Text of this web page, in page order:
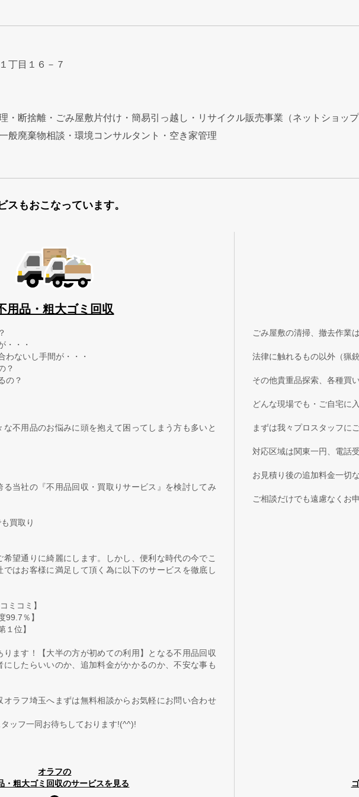
丁目１６－７
・断捨離・ごみ屋敷片付け・簡易引っ越し・リサイクル販売事業（ネットショッ
般廃棄物相談・環境コンサルタント・空き家管理
スもおこなっています。
用品・粗大ゴミ回収
・・・
わないし手間が・・・
？
の？
不用品のお悩みに頭を抱えて困ってしまう方も多いと
る当社の『不用品回収・買取りサービス』を検討してみ
買取り
希望通りに綺麗にします。しかし、便利な時代の今でこ
はお客様に満足して頂く為に以下のサービスを徹底し
ミコミ】
99.7％】
１位】
ます！【大半の方が初めての利用】となる不用品回収
したらいいのか、追加料金がかかるのか、不安な事も
オラフ埼玉へまずは無料相談からお気軽にお問い合わせ
ッフ一同お待ちしております!(^^)!
オラフの
・粗大ゴミ回収のサービスを見る
ごみ屋敷の清掃、撤去作業
法律に触れるもの以外（猟
その他貴重品探索、各種買
どんな現場でも・ご自宅に
まずは我々プロスタッフに
対応区域は関東一円、電話
お見積り後の追加料金一切な
ご相談だけでも遠慮なくお